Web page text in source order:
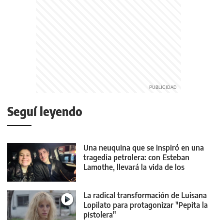
Seguí leyendo
Una neuquina que se inspiró en una
tragedia petrolera: con Esteban
Lamothe, llevará la vida de los
La radical transformación de Luisana
Lopilato para protagonizar "Pepita la
pistolera"